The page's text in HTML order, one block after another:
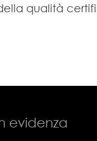
qualità
evidenza